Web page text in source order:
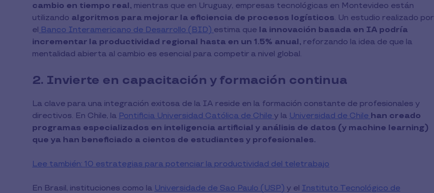
cambio en tiempo real, mientras que en Uruguay, empresas tecnológicas en Montevideo están
utilizando algoritmos para mejorar la eficiencia de procesos logísticos. Un estudio realizado por
el Banco Interamericano de Desarrollo (BID) estima que la innovación basada en IA podría
incrementar la productividad regional hasta en un 1.5% anual, reforzando la idea de que la
mentalidad abierta al cambio es esencial para competir a nivel global.
2. Invierte en capacitación y formación continua
La clave para una integración exitosa de la IA reside en la formación constante de profesionales y
directivos. En Chile, la Pontificia Universidad Católica de Chile y la Universidad de Chile han creado
programas especializados en inteligencia artificial y análisis de datos (y machine learning)
que ya han beneficiado a cientos de estudiantes y profesionales.
Lee también: 10 estrategias para potenciar la productividad del teletrabajo
En Brasil, instituciones como la Universidade de Sao Paulo (USP) y el Instituto Tecnológico de